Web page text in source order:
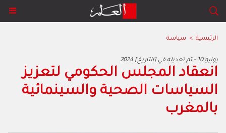
الرئيسية > سياسة
2024 يونيو 10 - تم تعديله في [التاريخ]
انعقاد المجلس الحكومي لتعزيز
السياسات الصحية والسينمائية
بالمغرب